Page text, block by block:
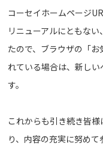
コーセイホームページ
リニューアルにともな
たので、ブラウザの「
れている場合は、新し
す。
これからも引き続き皆
り、内容の充実に努め